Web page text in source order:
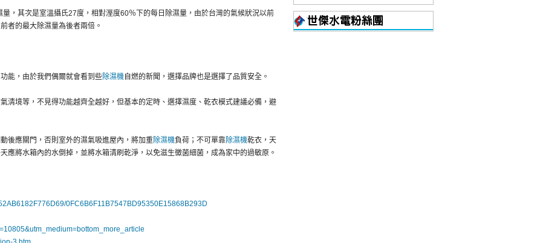
，其次是室溫攝氏27度，相對溼度60％下的每日除濕量，由於台灣的氣候狀況以前
者的最大除濕量為後者兩倍。
能，由於我們偶爾就會看到些除濕機自燃的新聞，選擇品牌也是選擇了品質安全。
清境等，不見得功能越齊全越好，但基本的定時、選擇濕度、乾衣模式建議必備，避
動後應關門，否則室外的濕氣吸進屋內，將加重除濕機負荷；不可單靠除濕機乾衣，天
應將水箱內的水倒掉，並將水箱清刷乾淨，以免滋生黴菌細菌，成為家中的過敏原。
0FC6B6F11B7547BD95350E15868B293D